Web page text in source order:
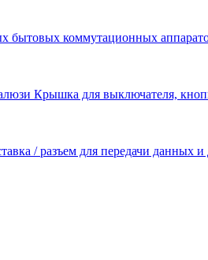
бытовых коммутационных
Крышка для выключателя,
/ разъем для передачи данных